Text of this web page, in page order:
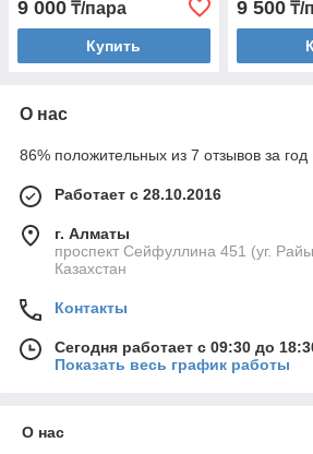
9 000 ₸/пара
Купить
9 500₸/
О нас
86% положительных из 7 отзывов за год
Работает с 28.10.2016
г. Алматы
проспект Сейфуллина 451 (уг.
Казахстан
Контакты
Сегодня работает с 09:30 до
Показать весь график работы
О нас